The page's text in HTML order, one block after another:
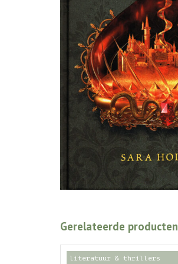
Gerelateerde producten
literatuur & thrillers